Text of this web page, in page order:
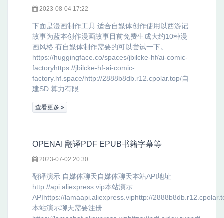
2023-08-04 17:22
下面是漫画制作工具 适合自媒体创作使用以西游记
故事为蓝本创作漫画故事目前免费生成大约10种漫
画风格 有自媒体制作需要的可以尝试一下。
https://huggingface.co/spaces/jbilcke-hf/ai-comic-
factoryhttps://jbilcke-hf-ai-comic-
factory.hf.space/http://2888b8db.r12.cpolar.top/自
建SD 算力有限 ...
查看更多 »
OPENAI 翻译PDF EPUB书籍字幕等
2023-07-02 20:30
翻译演示 自媒体聊天自媒体聊天本站API地址
http://api.aliexpress.vip本站演示
APIhttps://lamaapi.aliexpress.viphttp://
本站演示聊天需要注册